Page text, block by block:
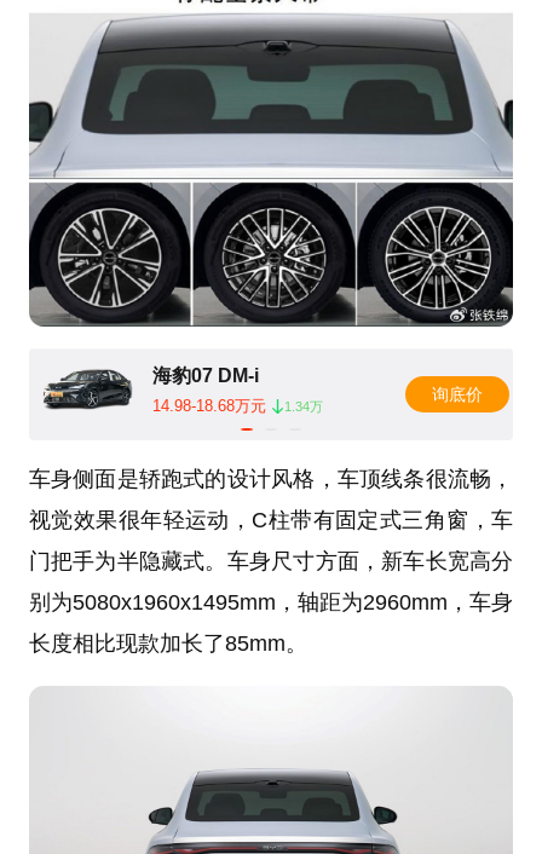
海豹07 DM-i
14.98-18.68万元 1.34万
询底价
车身侧面是轿跑式的设计风格，车顶线条很流畅，
视觉效果很年轻运动，C柱带有固定式三角窗，车
门把手为半隐藏式。车身尺寸方面，新车长宽高分
别为5080x1960x1495mm，轴距为2960mm，车身
长度相比现款加长了85mm。